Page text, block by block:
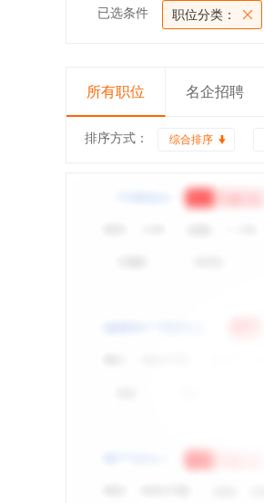
已选条件 职位分类：
所有职位 名企招聘
排序方式： 综合排序